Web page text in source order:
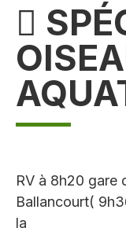

RV à 8h20 gare
Ballancourt(
la